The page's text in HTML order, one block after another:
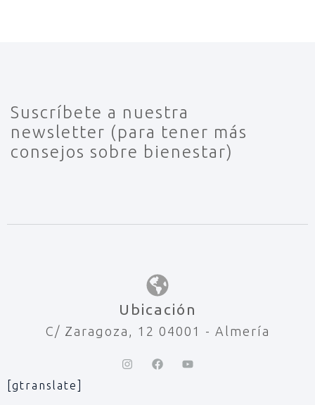
Suscríbete a nuestra
newsletter (para tener más
consejos sobre bienestar)
Ubicación
C/ Zaragoza, 12 04001 - Almería
[gtranslate]